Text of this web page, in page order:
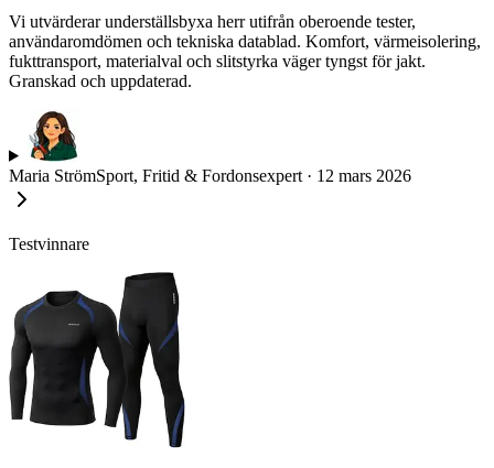
Vi utvärderar underställsbyxa herr utifrån oberoende tester,
användaromdömen och tekniska datablad. Komfort, värmeisolering,
fukttransport, materialval och slitstyrka väger tyngst för jakt.
Granskad och uppdaterad.
Maria StrömSport, Fritid & Fordonsexpert · 12 mars 2026
Testvinnare